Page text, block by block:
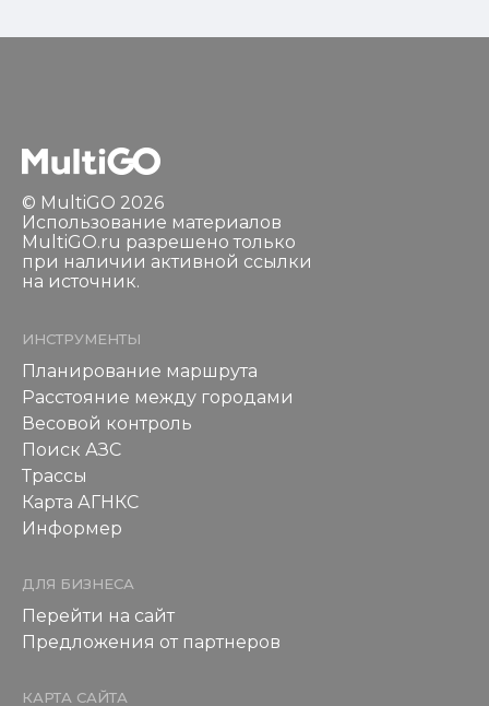
© MultiGO 2026
Использование материалов
MultiGO.ru разрешено только
при наличии активной ссылки
на источник.
ИНСТРУМЕНТЫ
Планирование маршрута
Расстояние между городами
Весовой контроль
Поиск АЗС
Трассы
Карта АГНКС
Информер
ДЛЯ БИЗНЕСА
Перейти на сайт
Предложения от партнеров
КАРТА САЙТА